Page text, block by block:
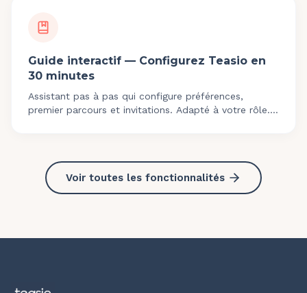
Guide interactif — Configurez Teasio en
30 minutes
Assistant pas à pas qui configure préférences,
premier parcours et invitations. Adapté à votre rôle.
Voir toutes les fonctionnalités